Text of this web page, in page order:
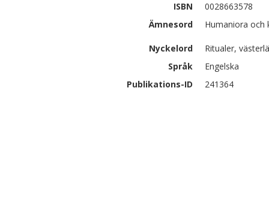
ISBN
0028663578
Ämnesord
Humaniora
Nyckelord
Ritualer,
Språk
Engelska
Publikations-ID
241364